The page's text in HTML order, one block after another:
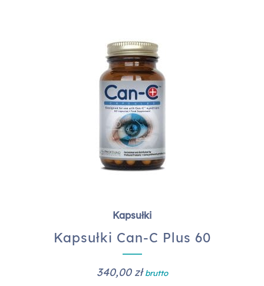
Dokonaj zakupu
Kapsułki
Kapsułki Can-C Plus 60
340,00 zł brutto